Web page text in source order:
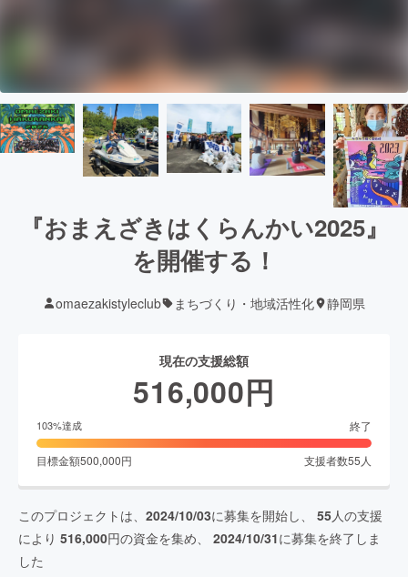
『おまえざきはくらんかい2025』
を開催する！
omaezakistyleclub まちづくり・地域活性化 静岡県
現在の支援総額
516,000円
103%達成 終了
目標金額500,000円 支援者数55 人
このプロジェクトは、 2024/10/03に募集を開始し、 55人の支援
により 516,000円の資金を集め、 2024/10/31に募集を終了しま
した